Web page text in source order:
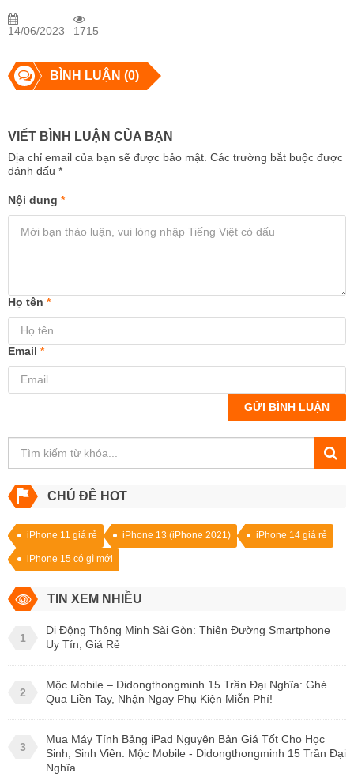
Động Thông Minh
14/06/2023 1715
BÌNH LUẬN (0)
VIẾT BÌNH LUẬN CỦA BẠN
Địa chỉ email của bạn sẽ được bảo mật. Các trường bắt buộc được
đánh dấu *
Nội dung *
Họ tên *
Email *
GỬI BÌNH LUẬN
CHỦ ĐỀ HOT
iPhone 11 giá rẻ iPhone 13 (iPhone 2021) iPhone 14 giá rẻ
iPhone 15 có gì mới
TIN XEM NHIỀU
1
Di Động Thông Minh Sài Gòn: Thiên Đường Smartphone
Uy Tín, Giá Rẻ
2
Mộc Mobile – Didongthongminh 15 Trần Đại Nghĩa: Ghé
Qua Liền Tay, Nhận Ngay Phụ Kiện Miễn Phí!
3
Mua Máy Tính Bảng iPad Nguyên Bản Giá Tốt Cho Học
Sinh, Sinh Viên: Mộc Mobile - Didongthongminh 15 Trần Đại
Nghĩa